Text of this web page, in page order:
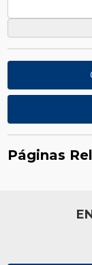
Páginas